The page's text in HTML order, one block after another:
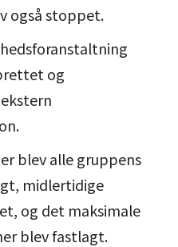
også stoppet.
og
blev alle gruppens
midlertidige
og det maksimale
blev fastlagt.